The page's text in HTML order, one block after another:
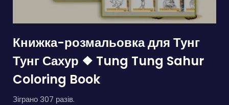
Книжка-розмальовка для Тунг
Тунг Сахур ❖ Tung Tung Sahur
Coloring Book
Зіграно 307 разів.